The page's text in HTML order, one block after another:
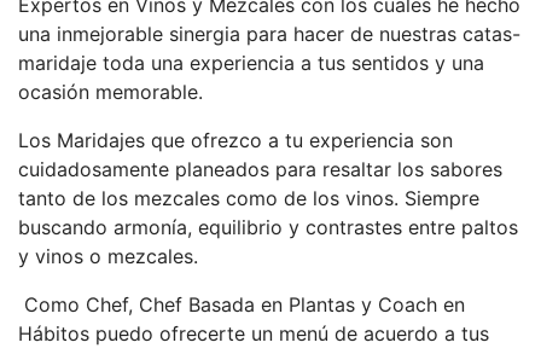
Expertos en Vinos y Mezcales con los cuales he hecho
una inmejorable sinergia para hacer de nuestras catas-
maridaje toda una experiencia a tus sentidos y una
ocasión memorable.
Los Maridajes que ofrezco a tu experiencia son
cuidadosamente planeados para resaltar los sabores
tanto de los mezcales como de los vinos. Siempre
buscando armonía, equilibrio y contrastes entre paltos
y vinos o mezcales.
Como Chef, Chef Basada en Plantas y Coach en
Hábitos puedo ofrecerte un menú de acuerdo a tus